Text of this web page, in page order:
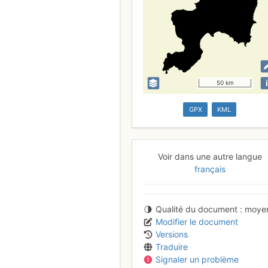
50 km i
GPX KML
Voir dans une autre langue
français
Qualité du document
Modifier le document
Versions
Traduire
Signaler un problème